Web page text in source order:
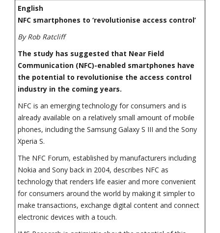
English
NFC smartphones to ‘revolutionise access control’
By Rob Ratcliff
The study has suggested that Near Field
Communication (NFC)-enabled smartphones have
the potential to revolutionise the access control
industry in the coming years.
NFC is an emerging technology for consumers and is
already available on a relatively small amount of mobile
phones, including the Samsung Galaxy S III and the Sony
Xperia S.
The NFC Forum, established by manufacturers including
Nokia and Sony back in 2004, describes NFC as
technology that renders life easier and more convenient
for consumers around the world by making it simpler to
make transactions, exchange digital content and connect
electronic devices with a touch.